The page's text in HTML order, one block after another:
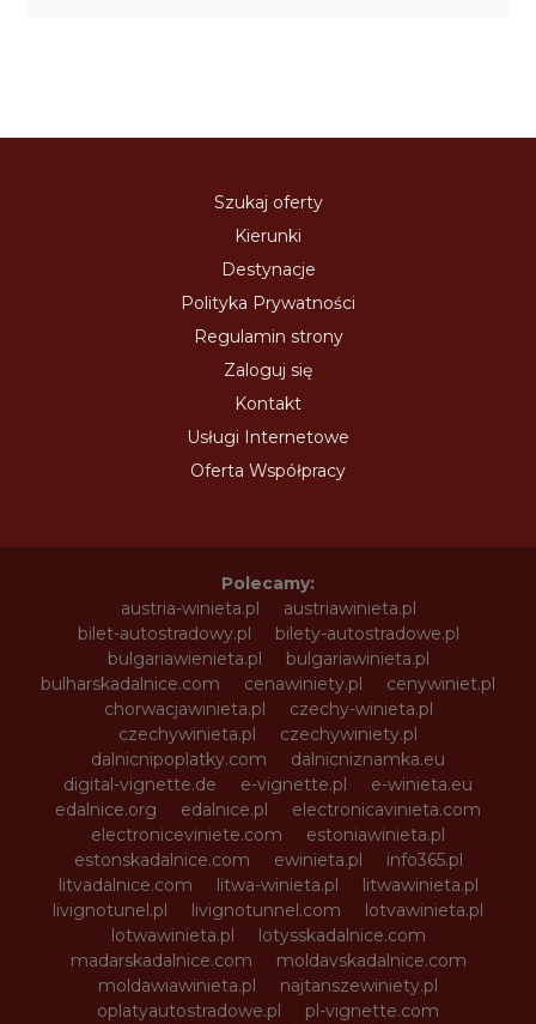
Szukaj oferty
Kierunki
Destynacje
Polityka Prywatności
Regulamin strony
Zaloguj się
Kontakt
Usługi Internetowe
Oferta Współpracy
Polecamy:
austria-winieta.pl
austriawinieta.pl
bilet-autostradowy.pl
bilety-autostradowe.pl
bulgariawienieta.pl
bulgariawinieta.pl
bulharskadalnice.com
cenawiniety.pl
cenywiniet.pl
chorwacjawinieta.pl
czechy-winieta.pl
czechywinieta.pl
czechywiniety.pl
dalnicnipoplatky.com
dalnicniznamka.eu
digital-vignette.de
e-vignette.pl
e-winieta.eu
edalnice.org
edalnice.pl
electronicavinieta.com
electroniceviniete.com
estoniawinieta.pl
estonskadalnice.com
ewinieta.pl
info365.pl
litvadalnice.com
litwa-winieta.pl
litwawinieta.pl
livignotunel.pl
livignotunnel.com
lotvawinieta.pl
lotwawinieta.pl
lotysskadalnice.com
madarskadalnice.com
moldavskadalnice.com
moldawiawinieta.pl
najtanszewiniety.pl
oplatyautostradowe.pl
pl-vignette.com